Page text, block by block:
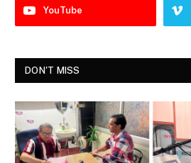
YouTube
DON'T MISS